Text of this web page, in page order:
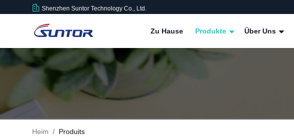
Shenzhen Suntor Technology Co., Ltd.
Zu Hause Produkte Über Uns
Heim / Produits